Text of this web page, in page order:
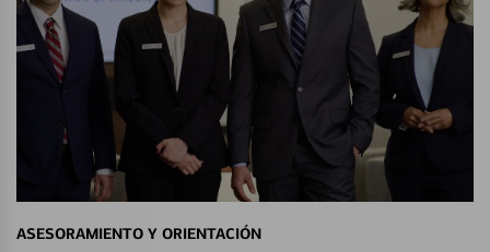
ASESORAMIENTO Y ORIENTACIÓN